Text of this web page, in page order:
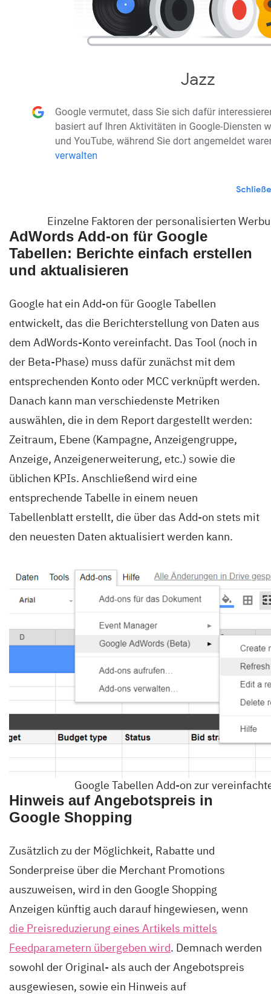
Einzelne Faktoren der personalisierten
AdWords Add-on für Google
Tabellen: Berichte einfach erstellen
und aktualisieren
Google hat ein Add-on für Google Tabellen
entwickelt, das die Berichterstellung von Daten aus
dem AdWords-Konto vereinfacht. Das Tool (noch in
der Beta-Phase) muss dafür zunächst mit dem
entsprechenden Konto oder MCC verknüpft werden.
Danach kann man verschiedenste Metriken
auswählen, die in dem Report dargestellt werden:
Zeitraum, Ebene (Kampagne, Anzeigengruppe,
Anzeige, Anzeigenerweiterung, etc.) sowie die
üblichen KPIs. Anschließend wird eine
entsprechende Tabelle in einem neuen
Tabellenblatt erstellt, die über das Add-on stets mit
den neuesten Daten aktualisiert werden kann.
Google Tabellen Add-on zur
Hinweis auf Angebotspreis in
Google Shopping
Zusätzlich zu der Möglichkeit, Rabatte und
Sonderpreise über die Merchant Promotions
auszuweisen, wird in den Google Shopping
Anzeigen künftig auch darauf hingewiesen, wenn
die Preisreduzierung eines Artikels mittels
Feedparametern übergeben wird. Demnach werden
sowohl der Original- als auch der Angebotspreis
ausgewiesen, sowie ein Hinweis auf